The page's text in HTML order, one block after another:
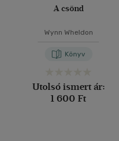
Gyermek és ifjúsági
Nyelv szerint
A csönd
Wynn Wheldon
Könyv
Utolsó ismert ár:
1 600 Ft